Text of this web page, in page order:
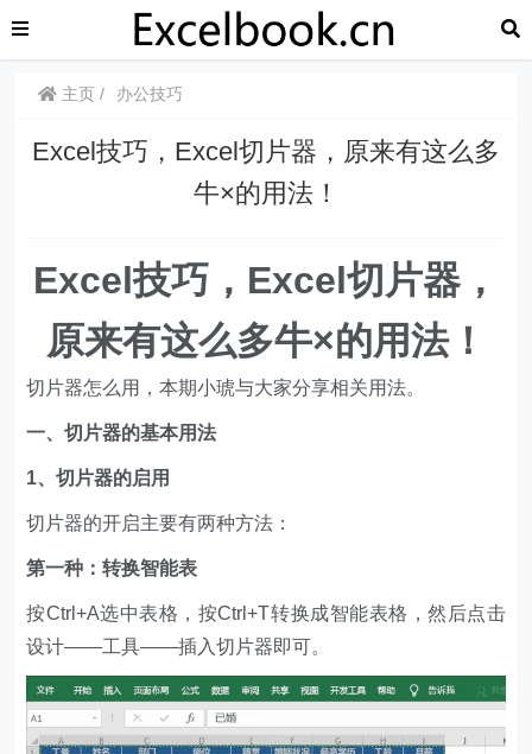
主页 办公技巧
Excel技巧，​​Excel切片器，原来有这么多
牛×的用法！
Excel技巧， ​​Excel切片器，
原来有这么多牛×的用法！
切片器怎么用，本期小琥与大家分享相关用法。
一、切片器的基本用法
1、切片器的启用
切片器的开启主要有两种方法：
第一种：转换智能表
按Ctrl+A选中表格，按Ctrl+T转换成智能表格，然后点击
设计——工具——插入切片器即可。